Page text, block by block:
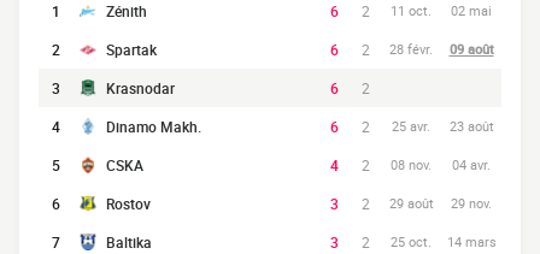
1 Zénith 6 2 11 oct. 02 mai
2 Spartak 6 2 28 févr. 09 août
3 Krasnodar 6
2
4
Dinamo Makh. 6 2 25 avr. 23 août
5 CSKA 4 2 08 nov. 04 avr.
6 Rostov 3 2 29 août 29 nov.
7 Baltika 3 2 25 oct. 14 mars